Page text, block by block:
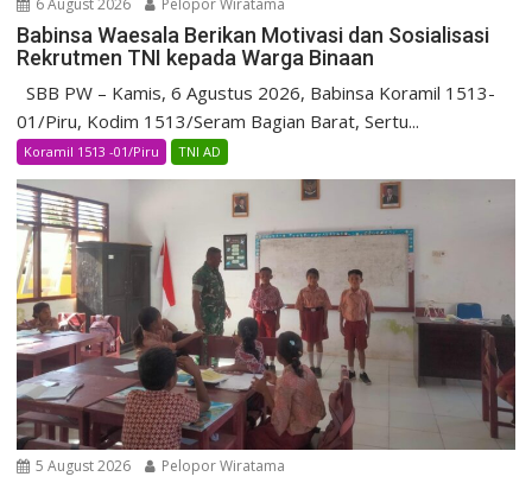
Babinsa Waesala Berikan Motivasi dan Sosialisasi
Rekrutmen TNI kepada Warga Binaan
SBB PW – Kamis, 6 Agustus 2026, Babinsa Koramil 1513-
01/Piru, Kodim 1513/Seram Bagian Barat, Sertu...
Koramil 1513 -01/Piru TNI AD
5 August 2026 Pelopor Wiratama